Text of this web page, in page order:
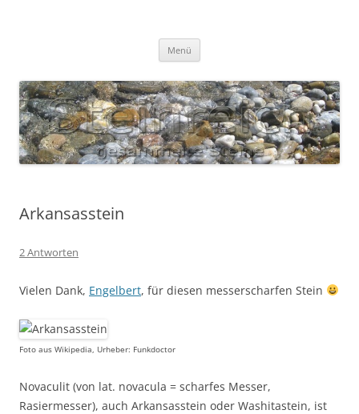
Menü
Arkansasstein
2 Antworten
Vielen Dank, Engelbert, für diesen messerscharfen Stein
Foto aus Wikipedia, Urheber: Funkdoctor
Novaculit (von lat. novacula = scharfes Messer,
Rasiermesser), auch Arkansasstein oder Washitastein, ist